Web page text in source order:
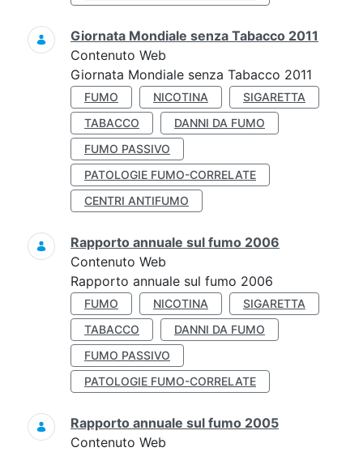
Giornata Mondiale senza Tabacco 2011
Contenuto Web
Giornata Mondiale senza Tabacco 2011
FUMO NICOTINA
SIGARETTA
TABACCO
DANNI DA FUMO
FUMO PASSIVO
PATOLOGIE FUMO-CORRELATE
CENTRI ANTIFUMO
Rapporto annuale sul fumo 2006
Contenuto Web
Rapporto annuale sul fumo 2006
FUMO NICOTINA
SIGARETTA
TABACCO
DANNI DA FUMO
FUMO PASSIVO
PATOLOGIE FUMO-CORRELATE
Rapporto annuale sul fumo 2005
Contenuto Web